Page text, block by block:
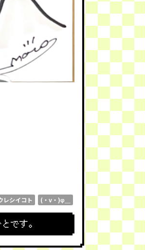
レシイコト (・v・)φ＿
です。